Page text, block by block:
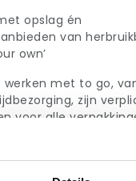
opslag én
van
own’
werken met to go,
zijn
voor alle
als organisatie zelf
De